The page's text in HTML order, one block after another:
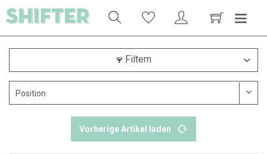
Filtern
Vorherige Artikel laden